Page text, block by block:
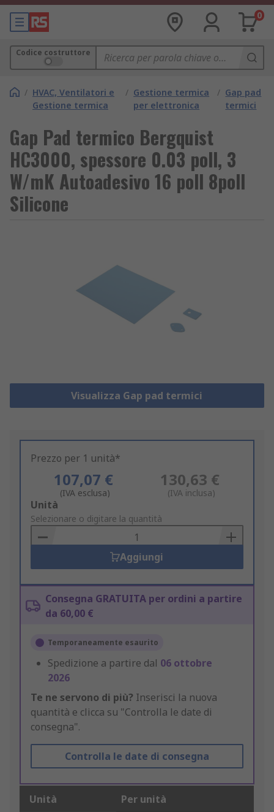
0
Codice costruttore
/ HVAC, Ventilatori e
Gestione termica
/ Gestione termica
per elettronica
/ Gap pad
termici
Gap Pad termico Bergquist
HC3000, spessore 0.03 poll, 3
W/mK Autoadesivo 16 poll 8poll
Silicone
Visualizza Gap pad termici
Prezzo per 1 unità*
107,07 €
(IVA esclusa)
130,63 €
(IVA inclusa)
Add
to
Basket
Unità
Selezionare o digitare la quantità
Aggiungi
Consegna GRATUITA per ordini a partire
da 60,00 €
Temporaneamente esaurito
Spedizione a partire dal 06 ottobre
2026
Te ne servono di più? Inserisci la nuova
quantità e clicca su "Controlla le date di
consegna".
Controlla le date di consegna
Unità Per unità